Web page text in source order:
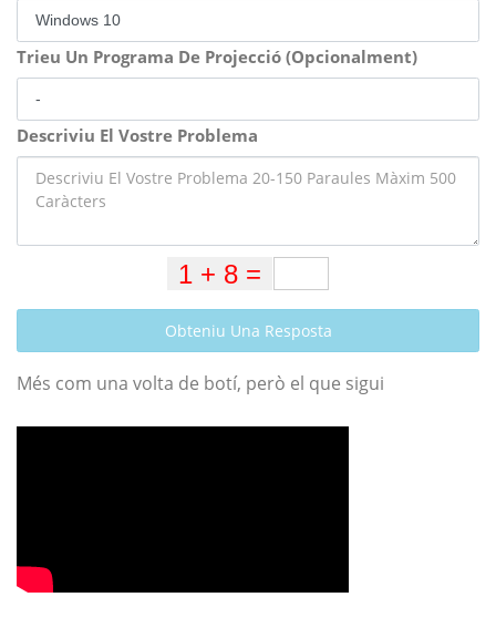
Trieu Un Programa De Projecció (Opcionalment)
Descriviu El Vostre Problema
Obteniu Una Resposta
Més com una volta de botí, però el que sigui